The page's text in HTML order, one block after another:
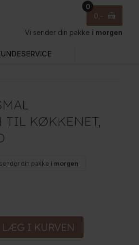
0
0
Vi sender din pakke i morgen
TIL KØKKENET,
din pakke i morgen